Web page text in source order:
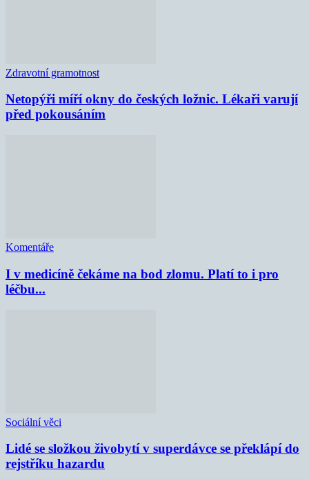
Zdravotní gramotnost
Netopýři míří okny do českých ložnic. Lékaři varují
před pokousáním
Komentáře
I v medicíně čekáme na bod zlomu. Platí to i pro
léčbu...
Sociální věci
Lidé se složkou živobytí v superdávce se překlápí do
rejstříku hazardu